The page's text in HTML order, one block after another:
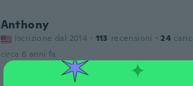
Anthony
Iscrizione dal 2014 · 113 recensioni · 24
circa 6 anni fa